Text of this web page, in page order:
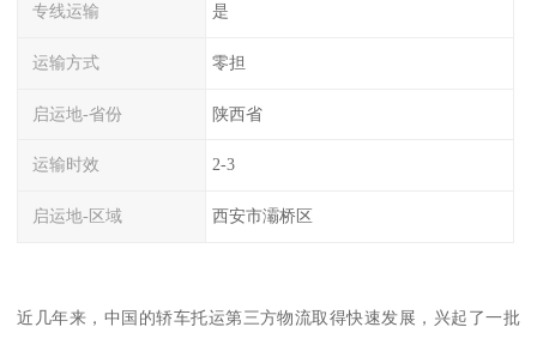
专线运输 是
运输方式 零担
启运地-省份 陕西省
运输时效 2-3
启运地-区域 西安市灞桥区
近几年来，中国的轿车托运第三方物流取得快速发展，兴起了一批